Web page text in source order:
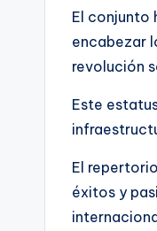
El conjunto
encabezar
revolución
Este
El
éxitos y